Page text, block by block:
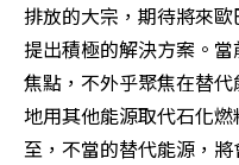
排放的大宗，期待將來
提出積極的解決方案。
焦點，不外乎聚焦在替
地用其他能源取代石化
至，不當的替代能源，